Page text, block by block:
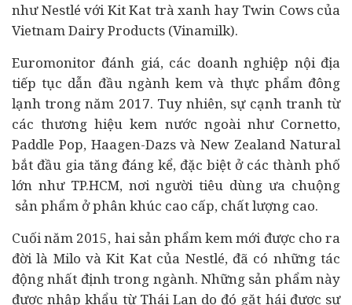
như Nestlé với Kit Kat trà xanh hay Twin Cows của
Vietnam Dairy Products (Vinamilk).
Euromonitor đánh giá, các doanh nghiệp nội địa
tiếp tục dẫn đầu ngành kem và thực phẩm đông
lạnh trong năm 2017. Tuy nhiên, sự cạnh tranh từ
các thương hiệu kem nước ngoài như Cornetto,
Paddle Pop, Haagen-Dazs và New Zealand Natural
bắt đầu gia tăng đáng kể, đặc biệt ở các thành phố
lớn như TP.HCM, nơi người tiêu dùng ưa chuộng
sản phẩm ở phân khúc cao cấp, chất lượng cao.
Cuối năm 2015, hai sản phẩm kem mới được cho ra
đời là Milo và Kit Kat của Nestlé, đã có những tác
động nhất định trong ngành. Những sản phẩm này
được nhập khẩu từ Thái Lan do đó gặt hái được sự